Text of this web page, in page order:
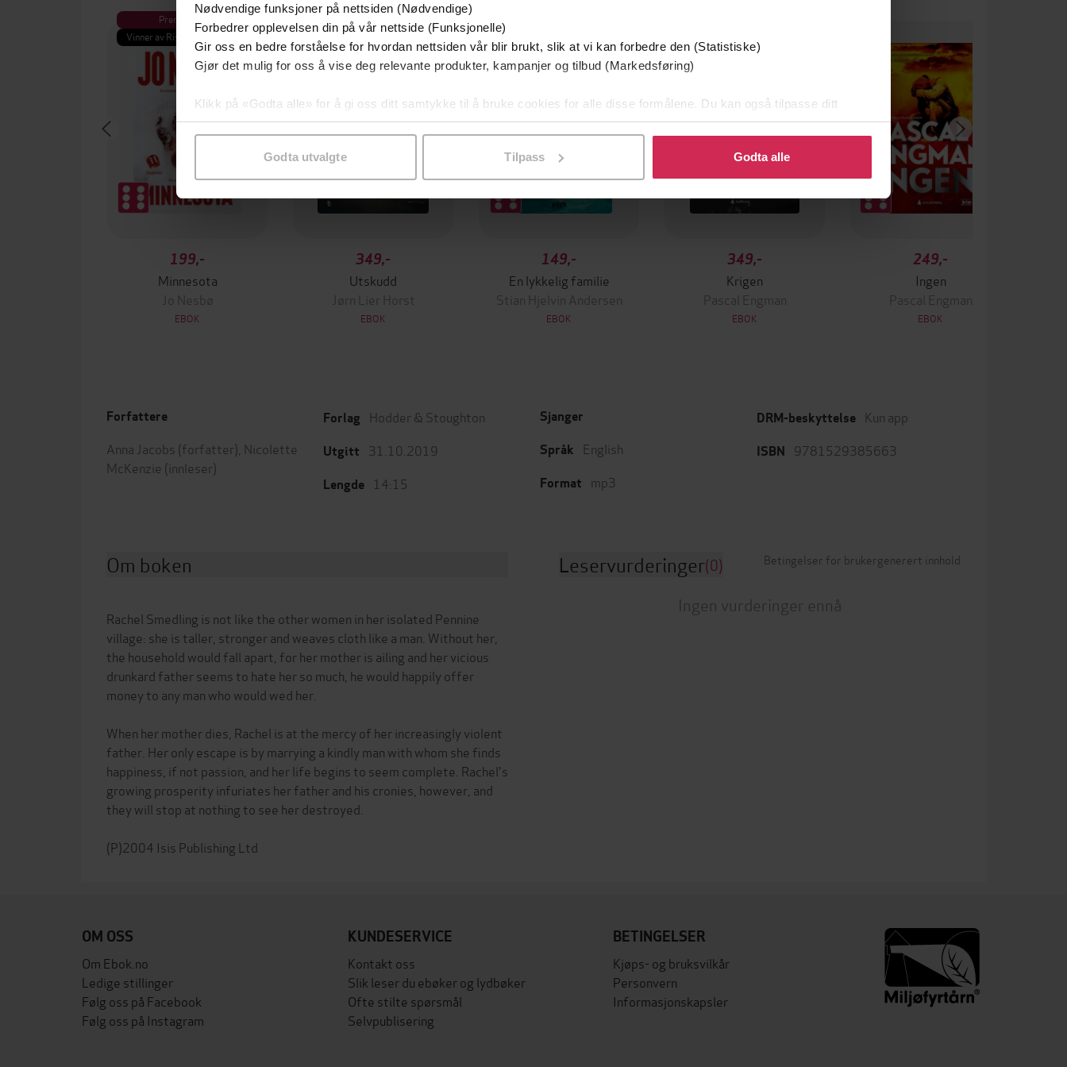
Nødvendige funksjoner på nettsiden (Nødvendige)
Forbedrer opplevelsen din på vår nettside (Funksjonelle)
Gir oss en bedre forståelse for hvordan nettsiden vår blir brukt, slik at vi kan forbedre den (Statistiske)
Gjør det mulig for oss å vise deg relevante produkter, kampanjer og tilbud (Markedsføring)
Klikk på «Godta alle» for å gi oss ditt samtykke til å bruke cookies for alle disse formålene. Du kan også tilpasse ditt
samtykke til spesifikke formål ved å klikke på «Tilpass». Du kan når som helst trekke tilbake eller endre ditt samtykke.
Godta utvalgte Tilpass Godta alle
Premium
Vinner av Rivertonprisen
199,-
Minnesota
Jo Nesbø
EBOK
Premium
Første gang på tilbud
349,-
Utskudd
Jørn Lier Horst
EBOK
149,-
En lykkelig familie
Stian Hjelvin Andersen
EBOK
349,-
Krigen
Pascal Engman
EBOK
249,-
Ingen
Pascal Engman
EBOK
Forfattere
Anna Jacobs (forfatter), Nicolette
McKenzie (innleser)
Forlag Hodder & Stoughton
Utgitt 31.10.2019
Lengde 14:15
Sjanger
Språk
English
Format mp3
DRM-beskyttelse Kun app
ISBN 9781529385663
Om boken
Rachel Smedling is not like the other women in her isolated Pennine
village: she is taller, stronger and weaves cloth like a man. Without her,
the household would fall apart, for her mother is ailing and her vicious
drunkard father seems to hate her so much, he would happily offer
money to any man who would wed her.
When her mother dies, Rachel is at the mercy of her increasingly violent
father. Her only escape is by marrying a kindly man with whom she finds
happiness, if not passion, and her life begins to seem complete. Rachel's
growing prosperity infuriates her father and his cronies, however, and
they will stop at nothing to see her destroyed.
Leservurderinger(0) Betingelser for brukergenerert innhold
Ingen vurderinger ennå
OM OSS
Om Ebok.no
Ledige stillinger
Følg oss på Facebook
Følg oss på Instagram
KUNDESERVICE
Kontakt oss
Slik leser du ebøker og lydbøker
Ofte stilte spørsmål
Selvpublisering
BETINGELSER
Kjøps- og bruksvilkår
Personvern
Informasjonskapsler